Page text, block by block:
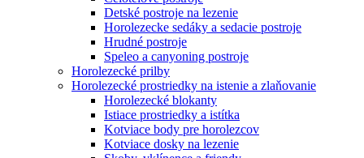
Detské postroje na lezenie
Horolezecke sedáky a sedacie postroje
Hrudné postroje
Speleo a canyoning postroje
Horolezecké prilby
Horolezecké prostriedky na istenie a zlaňovanie
Horolezecké blokanty
Istiace prostriedky a istítka
Kotviace body pre horolezcov
Kotviace dosky na lezenie